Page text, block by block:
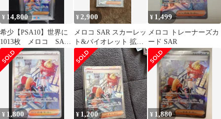
¥ 14,800
希少【PSA10】世界に
1013枚 メロコ SAR
(092/066 )
¥ 2,900
メロコ SAR スカーレッ
ト&バイオレット 拡張
パック 古代の咆哮
092/0…
¥ 1,499
メロコ トレーナーズカ
ード SAR
¥ 1,800 ¥ 1,200 ¥ 1,880